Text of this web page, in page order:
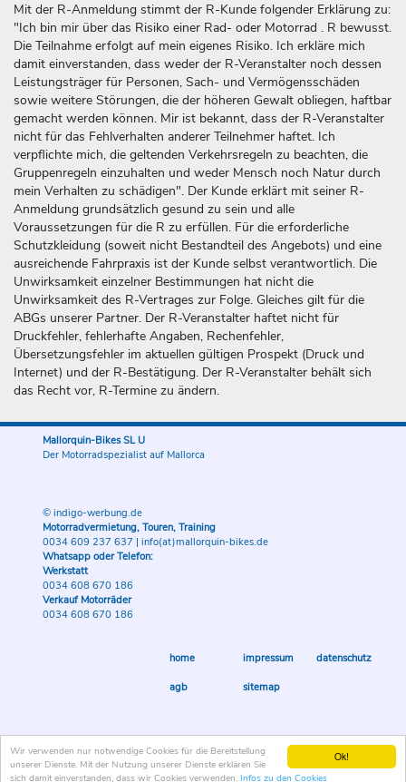
Ok!
Wir verwenden nur notwendige Cookies für die Bereitstellung
unserer Dienste. Mit der Nutzung unserer Dienste erklären Sie
sich damit einverstanden, dass wir Cookies verwenden. Infos zu den Cookies
Mit der R-Anmeldung stimmt der R-Kunde folgender Erklärung zu:
"Ich bin mir über das Risiko einer Rad- oder Motorrad . R bewusst.
Die Teilnahme erfolgt auf mein eigenes Risiko. Ich erkläre mich
damit einverstanden, dass weder der R-Veranstalter noch dessen
Leistungsträger für Personen, Sach- und Vermögensschäden
sowie weitere Störungen, die der höheren Gewalt obliegen, haftbar
gemacht werden können. Mir ist bekannt, dass der R-Veranstalter
nicht für das Fehlverhalten anderer Teilnehmer haftet. Ich
verpflichte mich, die geltenden Verkehrsregeln zu beachten, die
Gruppenregeln einzuhalten und weder Mensch noch Natur durch
mein Verhalten zu schädigen". Der Kunde erklärt mit seiner R-
Anmeldung grundsätzlich gesund zu sein und alle
Voraussetzungen für die R zu erfüllen. Für die erforderliche
Schutzkleidung (soweit nicht Bestandteil des Angebots) und eine
ausreichende Fahrpraxis ist der Kunde selbst verantwortlich. Die
Unwirksamkeit einzelner Bestimmungen hat nicht die
Unwirksamkeit des R-Vertrages zur Folge. Gleiches gilt für die
ABGs unserer Partner. Der R-Veranstalter haftet nicht für
Druckfehler, fehlerhafte Angaben, Rechenfehler,
Übersetzungsfehler im aktuellen gültigen Prospekt (Druck und
Internet) und der R-Bestätigung. Der R-Veranstalter behält sich
das Recht vor, R-Termine zu ändern.
Mallorquin-Bikes SL U
Der Motorradspezialist auf Mallorca
© indigo-werbung.de
Motorradvermietung, Touren, Training
0034 609 237 637 | info(at)mallorquin-bikes.de
Whatsapp oder Telefon:
Werkstatt
0034 608 670 186
Verkauf Motorräder
0034 608 670 186
home impressum datenschutz
agb sitemap